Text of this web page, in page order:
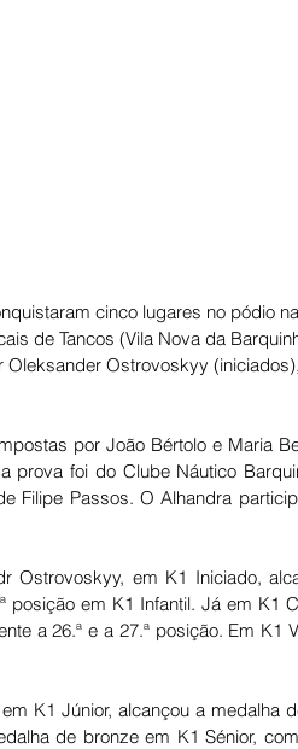
cinco lugares no pódio
de Tancos (Vila Nova da
Ostrovoskyy
prova foi do Clube Náutico
Filipe Passos. O Alhandra
Ostrovoskyy, em K1 Iniciado,
posição em K1 Infantil. Já em K1
a 26.ª e a 27.ª posição. Em K1
K1 Júnior, alcançou a medalha
de bronze em K1 Sénior,